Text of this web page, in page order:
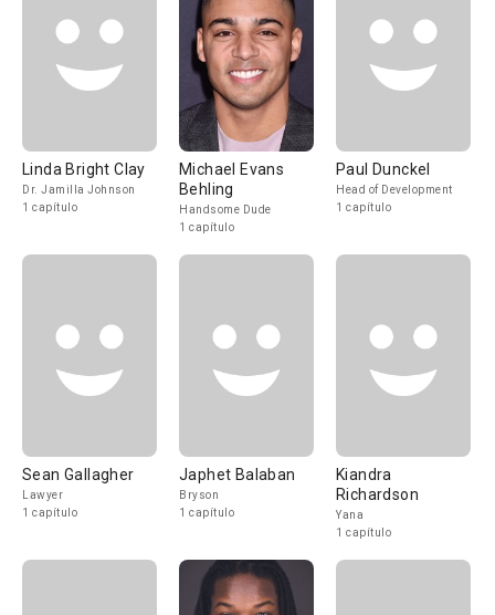
Linda Bright Clay
Dr. Jamilla Johnson
1 capítulo
Michael Evans
Behling
Handsome Dude
1 capítulo
Paul Dunckel
Head of Development
1 capítulo
Sean Gallagher
Lawyer
1 capítulo
Japhet Balaban
Bryson
1 capítulo
Kiandra
Richardson
Yana
1 capítulo